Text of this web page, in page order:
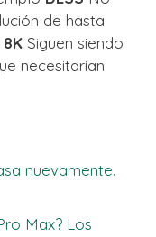
de hasta
Siguen siendo
necesitarían
nuevamente.
Max? Los